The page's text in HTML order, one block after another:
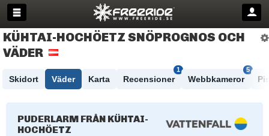
KÜHTAI-HOCHÖETZ SNÖPROGNOS OCH
VÄDER
Skidort Väder Karta Recensioner
1
Webbkameror
5
PUDERLARM FRÅN KÜHTAI-
HOCHÖETZ